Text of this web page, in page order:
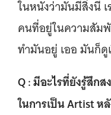
ในหนังว่ามันมีสิ่งนี้ เ
คนที่อยู่ในความสัม
ทำมันอยู่ เออ มันก็ดู
Q : มีอะไรที่ยังรู้สึก
ในการเป็น Artist ห